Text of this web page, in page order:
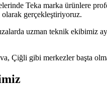
Teka marka ürünlere
gerçekleştiriyoruz.
uzman teknik ekibimiz
Çiğli gibi merkezler başta